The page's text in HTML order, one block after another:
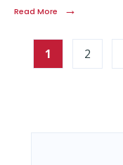
Read More →
1 2